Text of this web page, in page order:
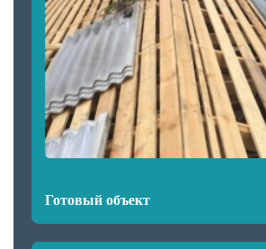
Готовый объект